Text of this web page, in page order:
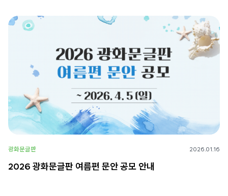
광화문글판 2026.01.16
2026 광화문글판 여름편 문안 공모 안내